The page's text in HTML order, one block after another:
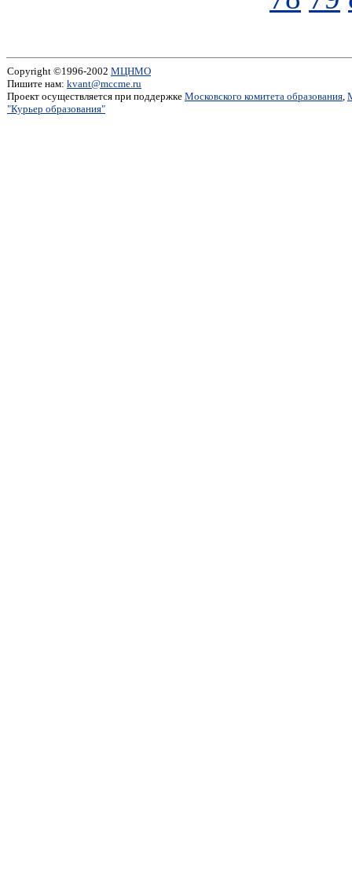
Copyright ©1996-2002 МЦНМО
Пишите нам: kvant@mccme.ru
Проект осуществляется при поддержке Московского комитета образования,
"Курьер образования"